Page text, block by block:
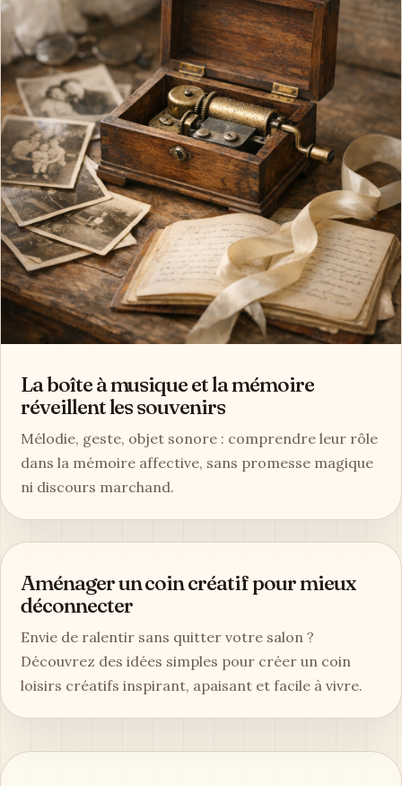
La boîte à musique et la mémoire
réveillent les souvenirs
Mélodie, geste, objet sonore : comprendre leur rôle
dans la mémoire affective, sans promesse magique
ni discours marchand.
Aménager un coin créatif pour mieux
déconnecter
Envie de ralentir sans quitter votre salon ?
Découvrez des idées simples pour créer un coin
loisirs créatifs inspirant, apaisant et facile à vivre.